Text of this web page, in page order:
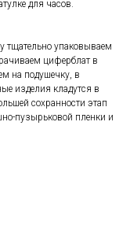
для часов.
тщательно упаковываем
циферблат в
на подушечку, в
изделия кладутся в
сохранности этап
пузырьковой пленки и